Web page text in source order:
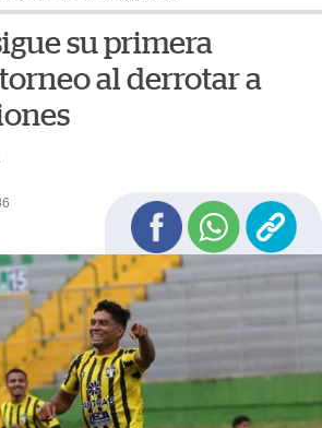
su primera
al derrotar a